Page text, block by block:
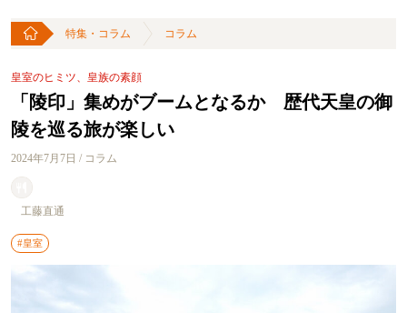
特集・コラム コラム
皇室のヒミツ、皇族の素顔
「陵印」集めがブームとなるか 歴代天皇の御
陵を巡る旅が楽しい
2024年7月7日 / コラム
工藤直通
#皇室